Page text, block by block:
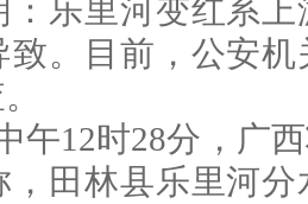
：乐里河变红系
致。目前，公安
12时28分，广西
，田林县乐里河